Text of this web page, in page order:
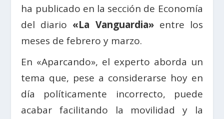
ha publicado en la sección de Economía
del diario «La Vanguardia»entre los
meses de febrero y marzo.
En «Aparcando», el experto aborda un
tema que, pese a considerarse hoy en
día políticamente incorrecto, puede
acabar facilitando la movilidad y la